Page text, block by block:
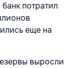
потратил
еще на
выросли